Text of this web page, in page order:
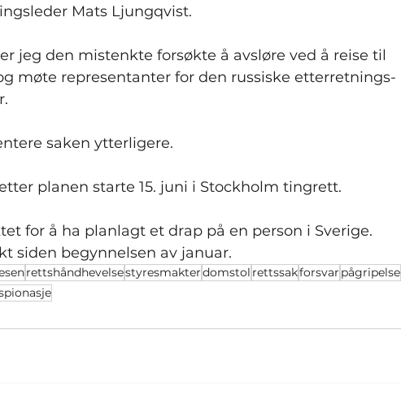
Mats Ljungqvist.
jeg den mistenkte forsøkte å avsløre ved å reise til
møte representanter for den russiske etterretnings-
saken ytterligere.
planen starte 15. juni i Stockholm tingrett.
for å ha planlagt et drap på en person i Sverige.
siden begynnelsen av januar.
rettshåndhevelsestyresmakterdomstol rettssakforsvar pågripelse